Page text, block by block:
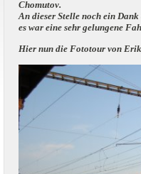
Chomutov.
An dieser Stelle noch ein
es war eine sehr gelungene
Hier nun die Fototour von